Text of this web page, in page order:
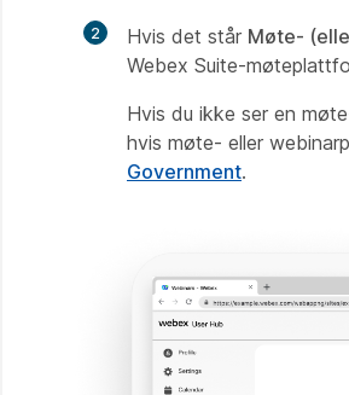
2 Hvis det står Møte-
Webex Suite-
Hvis du ikke ser en
hvis møte- eller
Government.